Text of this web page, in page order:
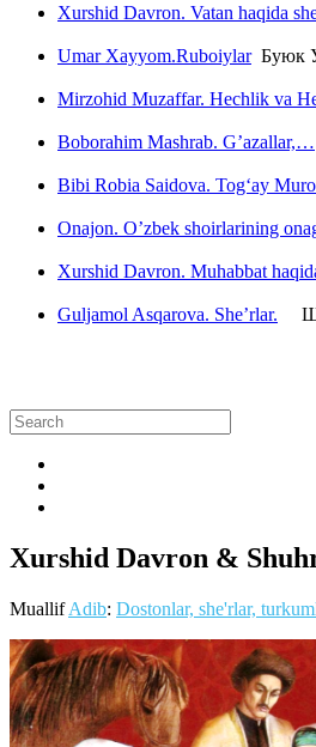
Xurshid Davron. Vatan haqida
Umar Xayyom.RuboiylarБуюк
Mirzohid Muzaffar. Hechlik va
Boborahim Mashrab. G’azallar,…
Bibi Robia Saidova. Tog‘ay
Onajon. O’zbek shoirlarining
Xurshid Davron. Muhabbat
Guljamol Asqarova. She’rlar.
Xurshid Davron &
MuallifAdib: Dostonlar, she'rlar,